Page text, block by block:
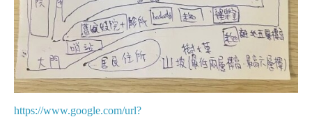
https://www.google.com/url?